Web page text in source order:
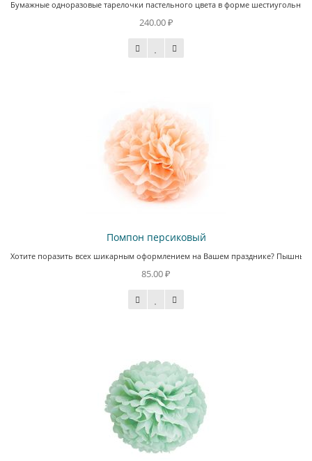
Бумажные одноразовые тарелочки пастельного цвета в форме
240.00 ₽
Помпон персиковый
Хотите поразить всех шикарным оформлением на Вашем празднике?
85.00 ₽